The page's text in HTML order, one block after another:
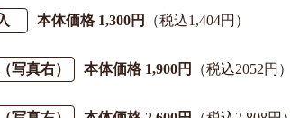
本体価格 1,300円 （税込1,404円）
写真右） 本体価格 1,900円 （税込2052円）